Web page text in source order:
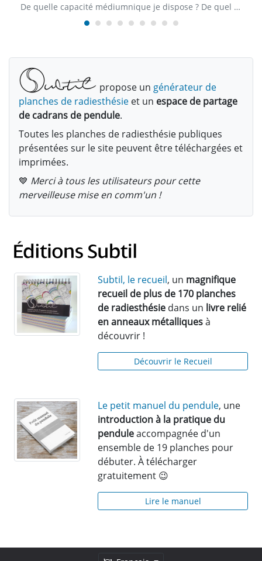
De quelle capacité médiumnique je dispose ? De quel "Claire" capacité je dispose ? Quelle est ma première capacité médiumnique ?
propose un générateur de
planches de radiesthésie et un espace de partage
de cadrans de pendule.
Toutes les planches de radiesthésie publiques
présentées sur le site peuvent être téléchargées et
imprimées.
💙 Merci à tous les utilisateurs pour cette
merveilleuse mise en comm'un !
Subtil, le recueil, un magnifique
recueil de plus de 170 planches
de radiesthésie dans un livre relié
en anneaux métalliquesà
découvrir !
Découvrir le Recueil
Le petit manuel du pendule, une
introduction à la pratique du
penduleaccompagnée d'un
ensemble de 19 planches pour
débuter. À télécharger
gratuitement 😉
Lire le manuel